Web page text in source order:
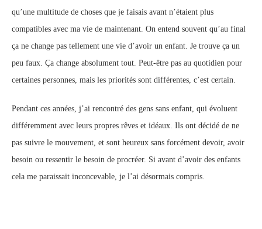
qu’une multitude de choses que je faisais avant n’étaient plus
compatibles avec ma vie de maintenant. On entend souvent qu’au final
ça ne change pas tellement une vie d’avoir un enfant. Je trouve ça un
peu faux. Ça change absolument tout. Peut-être pas au quotidien pour
certaines personnes, mais les priorités sont différentes, c’est certain.
Pendant ces années, j’ai rencontré des gens sans enfant, qui évoluent
différemment avec leurs propres rêves et idéaux. Ils ont décidé de ne
pas suivre le mouvement, et sont heureux sans forcément devoir, avoir
besoin ou ressentir le besoin de procréer. Si avant d’avoir des enfants
cela me paraissait inconcevable, je l’ai désormais compris.